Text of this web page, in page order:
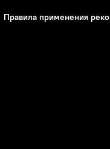
Правила применения